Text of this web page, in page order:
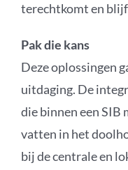
terechtkomt en
Pak die kans
Deze oplossingen
uitdaging. De
die binnen een
vatten in het
bij de centrale en